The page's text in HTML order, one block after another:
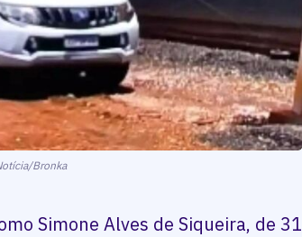
Bronka
Simone Alves de Siqueira, de 31